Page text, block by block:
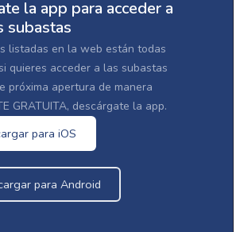
la app para acceder a
subastas
listadas en la web están todas
quieres acceder a las subastas
próxima apertura de manera
GRATUITA, descárgate la app.
para iOS
para Android